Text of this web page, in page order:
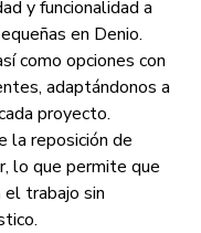
y funcionalidad a
en Denio.
como opciones con
adaptándonos a
proyecto.
la reposición de
lo que permite que
trabajo sin